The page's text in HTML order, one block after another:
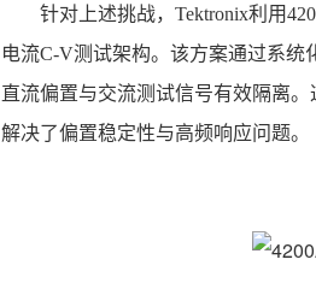
针对上述挑战， Tektronix利用
电流C-V测试架构。该方案通过系统
直流偏置与交流测试信号有效隔离
解决了偏置稳定性与高频响应问题。